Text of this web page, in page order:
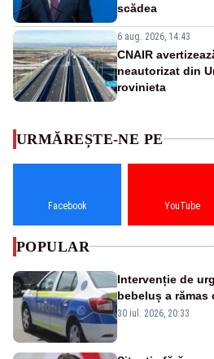
scădea
6 aug. 2026, 14:43
CNAIR
neautorizat din
rovinieta
URMĂREȘTE-NE PE
Facebook YouTube
POPULAR
Intervenție de
bebeluș a
din cauza unei
30 iul. 2026, 20:33